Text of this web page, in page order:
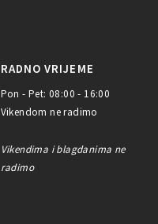
RADNO VRIJEME
Pon - Pet: 08:00 - 16:00
Vikendom ne radimo
Vikendima i blagdanima ne
radimo